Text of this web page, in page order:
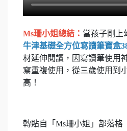
Ms珊小姐總結： 當孩子剛上
牛津基礎全方位寫讀筆寶盒
材延伸閱讀，因寫讀筆使用
寫重複使用，從三歲使用到
高！
轉貼自「Ms珊小姐」部落格